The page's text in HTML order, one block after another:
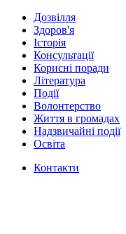
Дозвілля
Здоров'я
Історія
Консультації
Корисні поради
Література
Події
Волонтерство
Життя в громадах
Надзвичайні події
Освіта
Контакти